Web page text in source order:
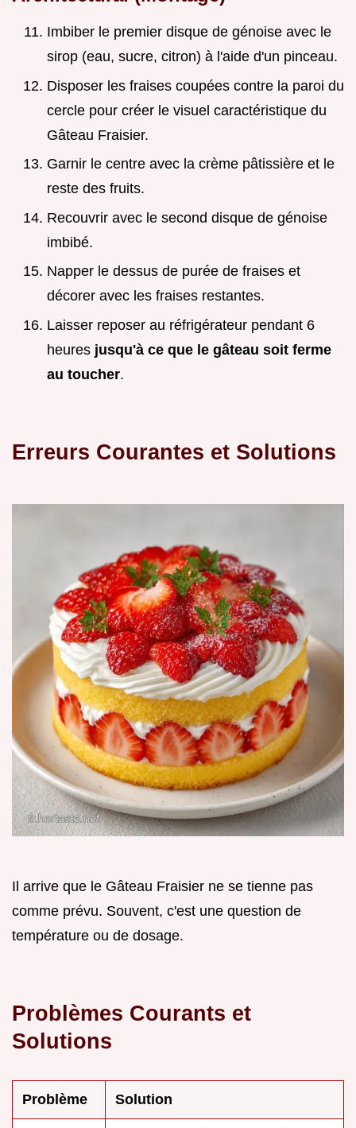
Imbiber le premier disque de génoise avec le
sirop (eau, sucre, citron) à l'aide d'un pinceau.
Disposer les fraises coupées contre la paroi du
cercle pour créer le visuel caractéristique du
Gâteau Fraisier.
Garnir le centre avec la crème pâtissière et le
reste des fruits.
Recouvrir avec le second disque de génoise
imbibé.
Napper le dessus de purée de fraises et
décorer avec les fraises restantes.
Laisser reposer au réfrigérateur pendant 6
heures jusqu'à ce que le gâteau soit ferme
au toucher.
Erreurs Courantes et Solutions
Il arrive que le Gâteau Fraisier ne se tienne pas
comme prévu. Souvent, c'est une question de
température ou de dosage.
Problèmes Courants et
Solutions
Problème Solution